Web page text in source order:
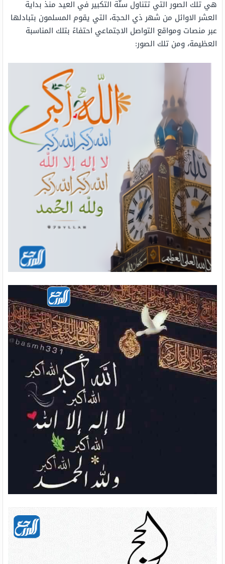
هي تلك الصور التي تتناول سنّة التكبير في العيد منذ بداية
العشر الاوائل من شهر ذي الحجة، التي يقوم المسلمون بتبادلها
عبر منصات ومواقع التواصل الاجتماعي احتفاءً بتلك المناسبة
العظيمة، ومن تلك الصور: